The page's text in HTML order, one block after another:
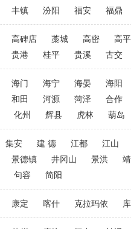
丰镇 汾阳 福安 福鼎
高碑店 藁城 高密
高平
贵港 桂平 贵溪 古交
海门 海宁 海晏
海阳
和田 河源 菏泽
合作
化州 辉县 虎林 葫岛
集安 建 德 江都
江山
景德镇 井冈山 景洪
句容 简阳
康定 喀什 克拉玛依